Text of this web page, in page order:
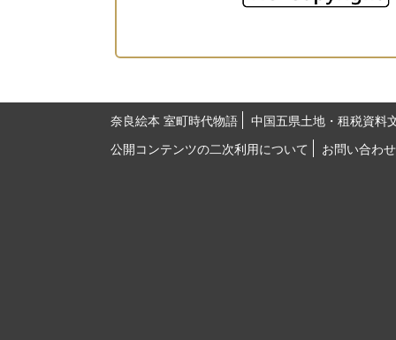
奈良絵本 室町時代物語
中国五県土地・租税資料
公開コンテンツの二次利用について
お問い合わせ